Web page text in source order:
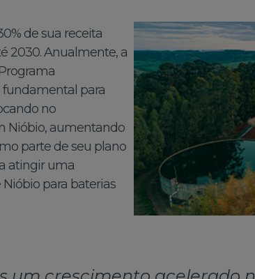
de sua receita
2030. Anualmente, a
fundamental para
no
Nióbio, aumentando
parte de seu plano
atingir uma
para baterias